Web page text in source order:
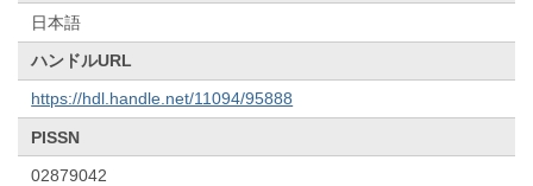
日本語
ハンドルURL
https://hdl.handle.net/11094/95888
PISSN
02879042